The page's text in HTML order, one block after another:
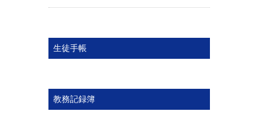
生徒手帳
教務記録簿